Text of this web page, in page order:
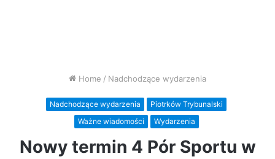
Home / Nadchodzące wydarzenia
Nadchodzące wydarzenia
Piotrków Trybunalski
Ważne wiadomości
Wydarzenia
Nowy termin 4 Pór Sportu w